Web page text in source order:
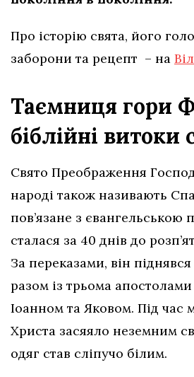
Про історію свята, його
заборони та рецепт – на
Таємниця гори
біблійні витоки
Свято Преображення
народі також називають
пов’язане з євангельською
сталася за 40 днів до
За переказами, він
разом із трьома
Іоанном та Яковом. Під час
Христа засяяло неземним
одяг став сліпучо білим.